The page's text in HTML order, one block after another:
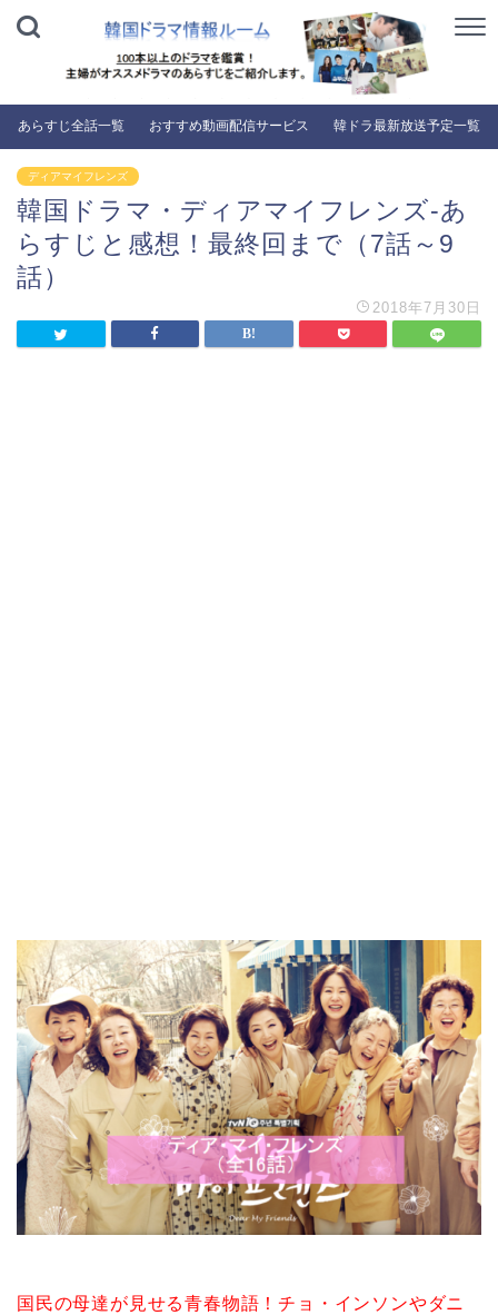
あらすじ全話一覧 おすすめ動画配信サービス 韓ドラ最新放送予定一覧
ディアマイフレンズ
韓国ドラマ・ディアマイフレンズ-あ
らすじと感想！最終回まで（7話～9
話）
2018年7月30日
国民の母達が見せる青春物語！チョ・インソンやダニ